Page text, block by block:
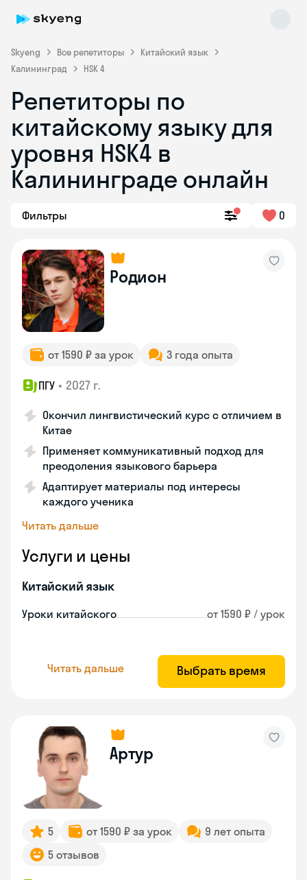
Skyeng Все репетиторы
Китайский язык
Калининград
HSK 4
Репетиторы по
китайскому языку для
уровня HSK4 в
Калининграде онлайн
Фильтры 0
Родион
от 1590 ₽ за урок 3 года опыта
ПГУ • 2027 г.
Окончил лингвистический курс с отличием в
Китае
Применяет коммуникативный подход для
преодоления языкового барьера
Адаптирует материалы под интересы
каждого ученика
Читать дальше
Услуги и цены
Китайский язык
Уроки китайского от 1590 ₽ / урок
Читать дальше Выбрать время
Артур
5 от 1590 ₽ за урок
9 лет опыта
5 отзывов
Skyeng Chat
online